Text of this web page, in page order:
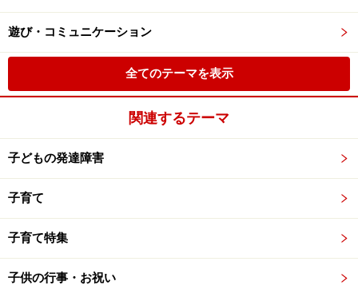
遊び・コミュニケーション
全てのテーマを表示
関連するテーマ
子どもの発達障害
子育て
子育て特集
子供の行事・お祝い